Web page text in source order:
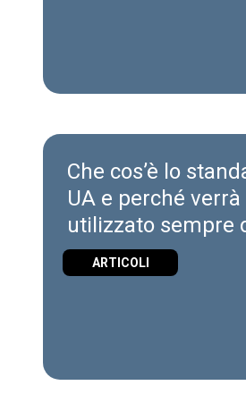
Che cos’è lo
UA e perché verrà
utilizzato sempre
ARTICOLI